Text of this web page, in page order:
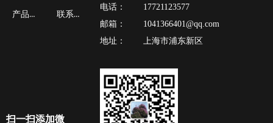
产品中心
电话：
17721123577
邮箱：
1041366401@qq.com
地址：
上海市浦东新区
联系我们
扫一扫添加微